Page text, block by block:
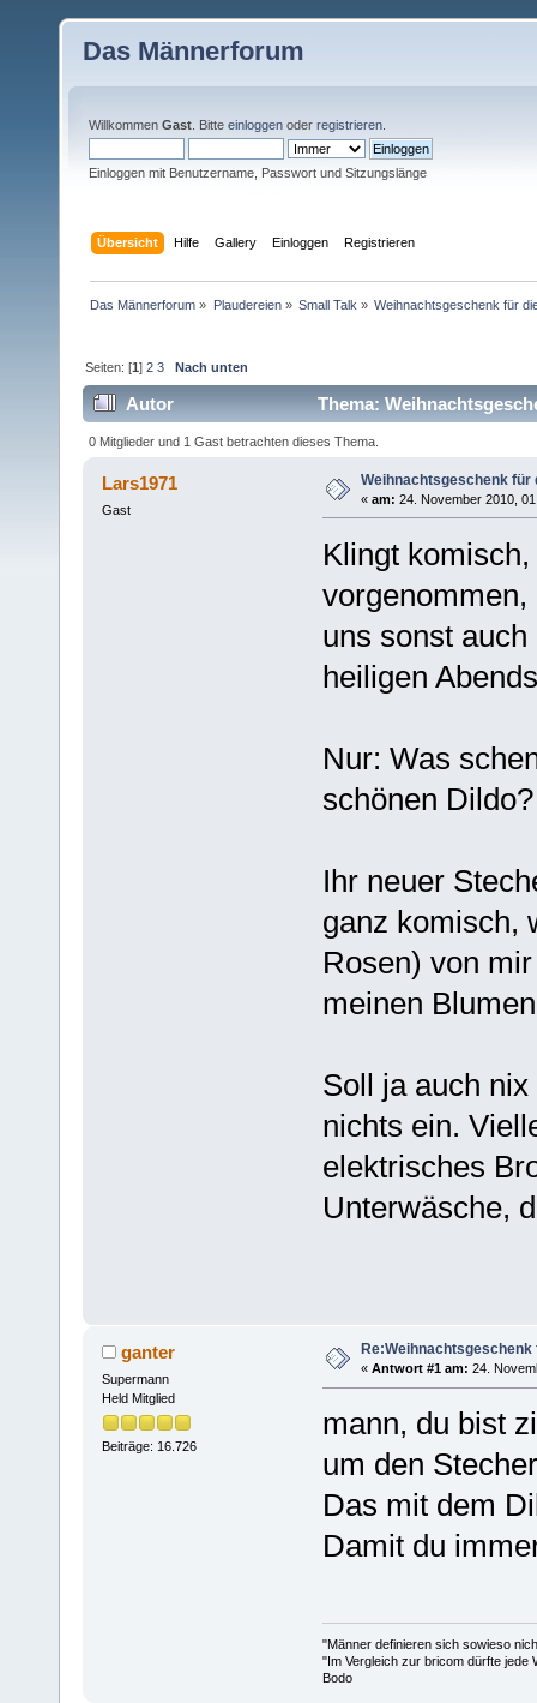
Das Männerforum
Willkommen Gast . Bitte einloggen oder registrieren
Einloggen mit Benutzername, Passwort und Sitzungslänge
Übersicht Hilfe Gallery Einloggen Registrieren
Das Männerforum » Plaudereien» Small Talk » Weihnachtsgeschenk für
Seiten: [1]2 3 Nach unten
Autor Thema:
0 Mitglieder und 1 Gast betrachten dieses Thema.
Lars1971
Gast
Weihnachtsgeschenk für
« am: 24. November 2010,
Klingt
uns sonst
heiligen
Nur: Was
schönen Dildo?
Ihr neuer
ganz komisch,
Rosen) von
meinen
Soll ja auch
nichts ein.
elektrisches
Unterwäsche,
ganter
Supermann
Held Mitglied
Beiträge: 16.726
Re:Weihnachtsgeschenk
« Antwort #1 am: 24.
mann, du bist
um den
Das mit dem
Damit du
"Männer definieren sich sowieso
"Im Vergleich zur bricom dürfte jede
Bodo